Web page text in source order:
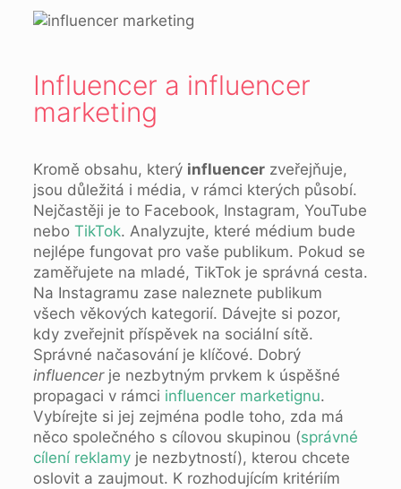
Influencer a influencer
marketing
Kromě obsahu, který influencerzveřejňuje,
jsou důležitá i média, v rámci kterých působí.
Nejčastěji je to Facebook, Instagram, YouTube
nebo TikTok. Analyzujte, které médium bude
nejlépe fungovat pro vaše publikum. Pokud se
zaměřujete na mladé, TikTok je správná cesta.
Na Instagramu zase naleznete publikum
všech věkových kategorií. Dávejte si pozor,
kdy zveřejnit příspěvek na sociální sítě.
Správné načasování je klíčové. Dobrý
influencerje nezbytným prvkem k úspěšné
propagaci v rámci influencer marketignu.
Vybírejte si jej zejména podle toho, zda má
něco společného s cílovou skupinou (správné
cílení reklamyje nezbytností), kterou chcete
oslovit a zaujmout. K rozhodujícím kritériím